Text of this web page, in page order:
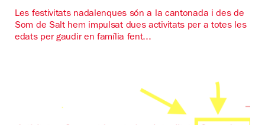
Les festivitats nadalenques són a la cantonada i des de
Som de Salt hem impulsat dues activitats per a totes les
edats per gaudir en família fent...